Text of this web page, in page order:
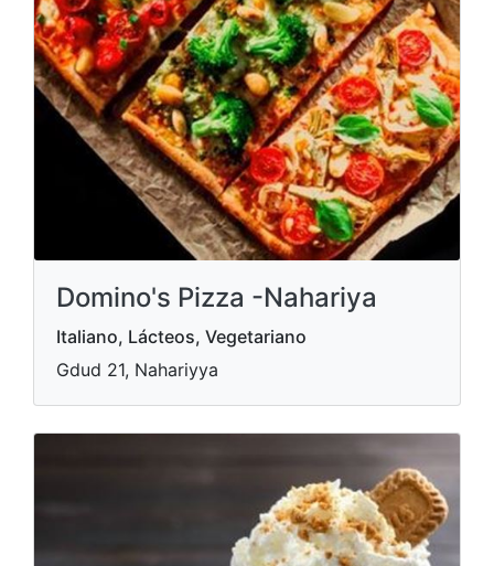
Domino's Pizza -Nahariya
Italiano, Lácteos, Vegetariano
Gdud 21, Nahariyya